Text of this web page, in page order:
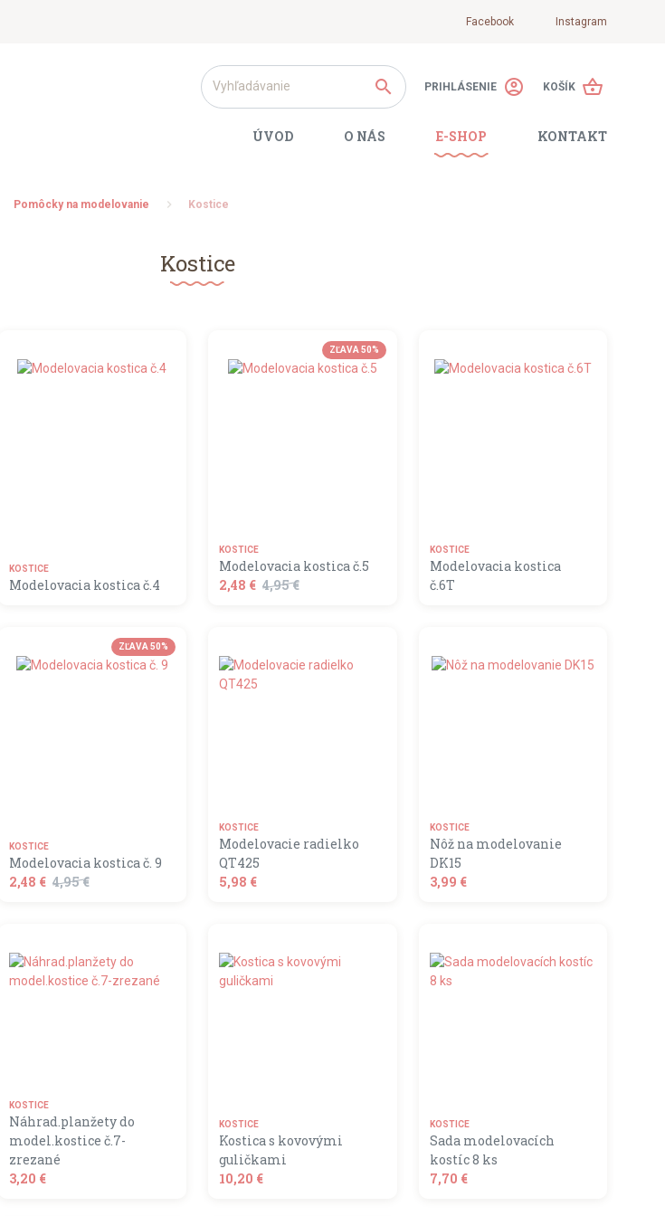
Facebook Instagram
search PRIHLÁSENIE account_circle KOŠÍK shopping_basket
ÚVOD O NÁS E-SHOP KONTAKT
Pomôcky na modelovanie Kostice
Kostice
KOSTICE
Modelovacia kostica č.4
ZĽAVA 50%
KOSTICE
Modelovacia kostica č.5
2,48 € 4,95 €
KOSTICE
Modelovacia kostica
č.6T
ZĽAVA 50%
KOSTICE
Modelovacia kostica č. 9
2,48 € 4,95 €
KOSTICE
Modelovacie radielko
QT425
5,98 €
KOSTICE
Nôž na modelovanie
DK15
3,99 €
KOSTICE
Náhrad.planžety do
model.kostice č.7-
zrezané
3,20 €
KOSTICE
Kostica s kovovými
guličkami
10,20 €
KOSTICE
Sada modelovacích
kostíc 8 ks
7,70 €